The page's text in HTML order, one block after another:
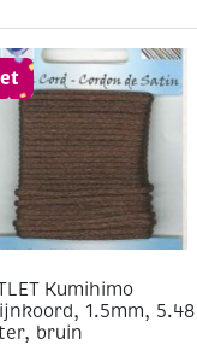
Kumihimo
1.5mm, 5.48
bruin